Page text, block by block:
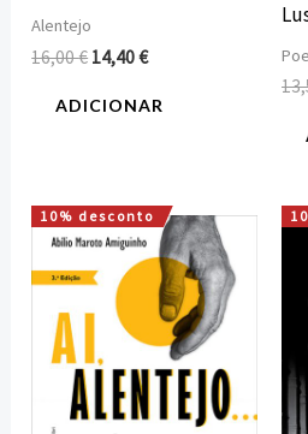
Alentejo
16,00€ 14,40€
ADICIONAR
10% desconto
O
preço
original
era:
16,00 €.
O
preço
atual
é:
14,40 €.